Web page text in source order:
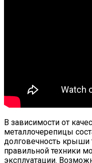
В зависимости от
металлочерепицы
долговечность крыши
правильной техники
эксплуатации.